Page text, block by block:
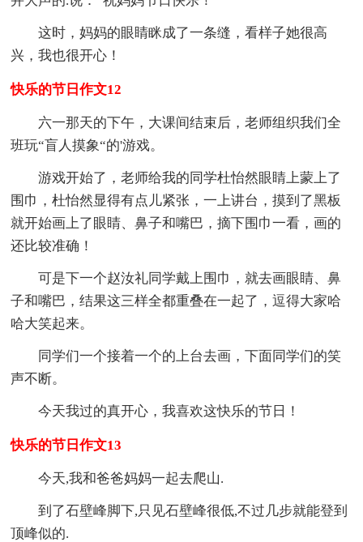
这时，妈妈的眼睛眯成了一条缝，看样子她很高
兴，我也很开心！
快乐的节日作文12
六一那天的下午，大课间结束后，老师组织我们全
班玩“盲人摸象“的'游戏。
游戏开始了，老师给我的同学杜怡然眼睛上蒙上了
围巾，杜怡然显得有点儿紧张，一上讲台，摸到了黑板
就开始画上了眼睛、鼻子和嘴巴，摘下围巾一看，画的
还比较准确！
可是下一个赵汝礼同学戴上围巾，就去画眼睛、鼻
子和嘴巴，结果这三样全都重叠在一起了，逗得大家哈
哈大笑起来。
同学们一个接着一个的上台去画，下面同学们的笑
声不断。
今天我过的真开心，我喜欢这快乐的节日！
快乐的节日作文13
今天,我和爸爸妈妈一起去爬山.
到了石壁峰脚下,只见石壁峰很低,不过几步就能登到
顶峰似的.